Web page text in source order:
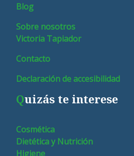
Blog
Sobre nosotros
Victoria Tapiador
Contacto
Declaración de accesibilidad
Quizás te interese
Cosmética
Dietética y Nutrición
Higiene